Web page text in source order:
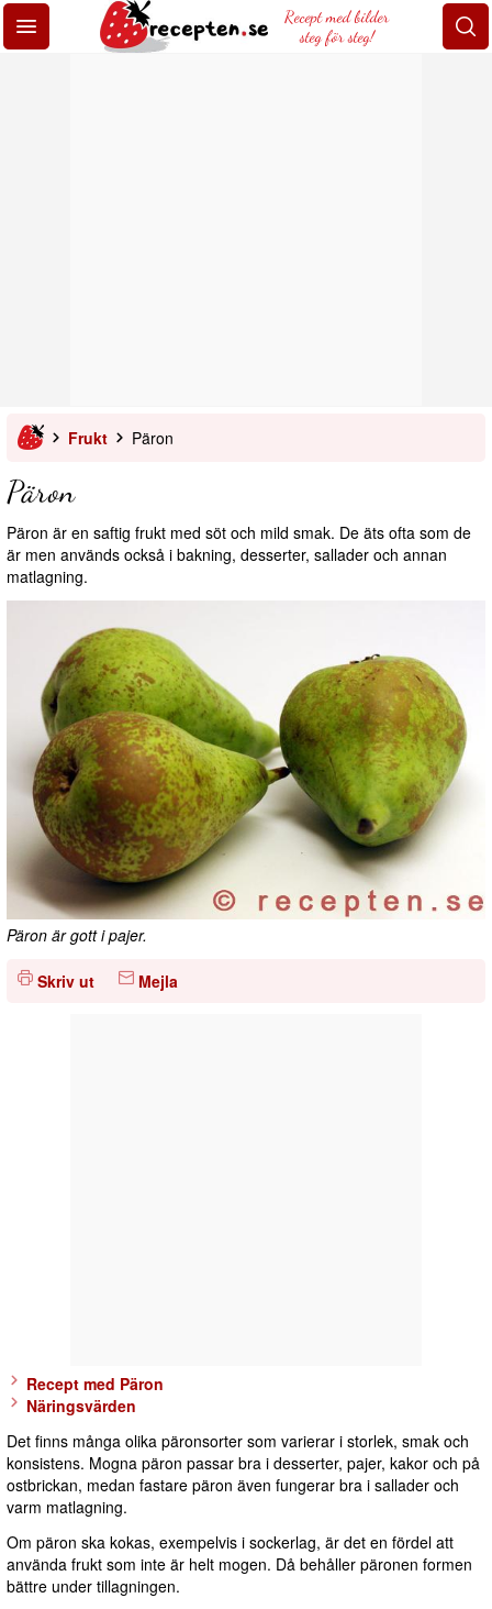
Recept med bilder
steg för steg!
Frukt Päron
Päron
Päron är en saftig frukt med söt och mild smak. De äts ofta som de
är men används också i bakning, desserter, sallader och annan
matlagning.
Päron är gott i pajer.
Skriv ut Mejla
Recept med Päron
Näringsvärden
Det finns många olika päronsorter som varierar i storlek, smak och
konsistens. Mogna päron passar bra i desserter, pajer, kakor och på
ostbrickan, medan fastare päron även fungerar bra i sallader och
varm matlagning.
Om päron ska kokas, exempelvis i sockerlag, är det en fördel att
använda frukt som inte är helt mogen. Då behåller päronen formen
bättre under tillagningen.